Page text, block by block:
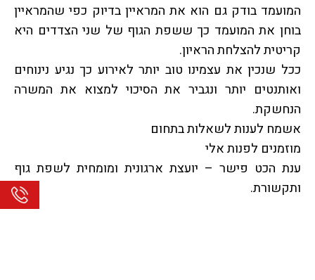
המועמד בודק גם הוא את המראיין בדיוק כפי שהמראיין
בוחן את המועמד כך ששפת הגוף של שני הצדדים היא
קריטית להצלחת הראיון.
ככל שנכין את עצמינו טוב יותר לאירוע כך נגיע נינוחים
ואותנטים יותר ונגביר את הסיכוי למצוא את המשרה
הנחשקת.
אשמח לענות לשאלות בתחום
מוזמנים לפנות אלי
ענת הכט פישר – יועצת ארגונית ומומחית לשפת גוף
ותקשורת.